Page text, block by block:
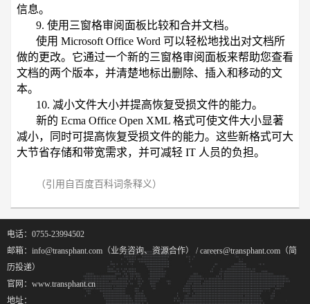
信息。
9. 使用三窗格审阅面板比较和合并文档。
使用 Microsoft Office Word 可以轻松地找出对文档所
做的更改。它通过一个新的三窗格审阅面板来帮助您查看
文档的两个版本，并清楚地标出删除、插入和移动的文
本。
10. 减小文件大小并提高恢复受损文件的能力。
新的 Ecma Office Open XML 格式可使文件大小显著
减小，同时可提高恢复受损文件的能力。这些新格式可大
大节省存储和带宽需求，并可减轻 IT 人员的负担。
（引用自百度百科词条释义）
电话：0755-23994502
邮箱：info@transphant.com（业务咨询、资源合作） / careers@transphant.com（简
历投递）
官网：www.transphant.cn
地址：